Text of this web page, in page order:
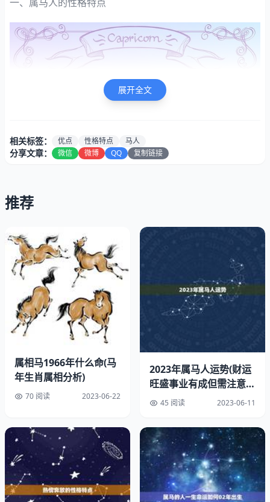
属马人的性格特点可以用“多变”来形容。他们善于变通，适
应强，不喜欢受到束缚和限制。他们热情开朗，善于交际，
喜欢结交各种类型的朋友。属马人也非常有创造力，喜欢冒
险和尝试新事物。他们的思维敏捷，反应迅速，能够迅速适
应环境的变化。
二、属马人的优点
展开全文
相关标签： 优点 性格特点 马人
分享文章： 微信 微博 QQ 复制链接
推荐
属相马1966年什么命(马
年生肖属相分析)
70 阅读 2023-06-22
2023年属马人运势(财运
旺盛事业有成但需注意健
康问题)
45 阅读 2023-06-11